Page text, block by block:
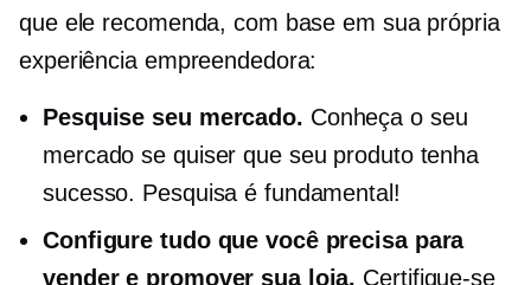
que ele recomenda, com base em sua própria
experiência empreendedora:
Pesquise seu mercado. Conheça o seu
mercado se quiser que seu produto tenha
sucesso. Pesquisa é fundamental!
Configure tudo que você precisa para
vender e promover sua loja. Certifique-se